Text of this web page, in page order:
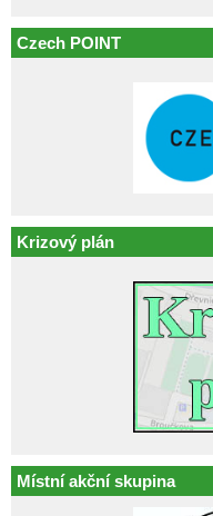
Czech POINT
Krizový plán
Místní akční skupina